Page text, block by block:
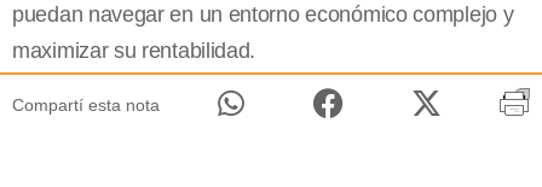
puedan navegar en un entorno económico complejo y
maximizar su rentabilidad.
Compartí esta nota